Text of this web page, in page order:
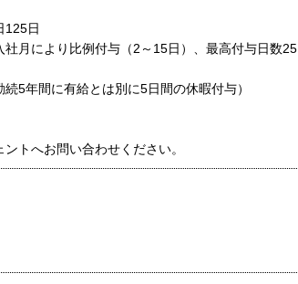
125日
社月により比例付与（2～15日）、最高付与日数25
5年間に有給とは別に5日間の休暇付与）
トへお問い合わせください。